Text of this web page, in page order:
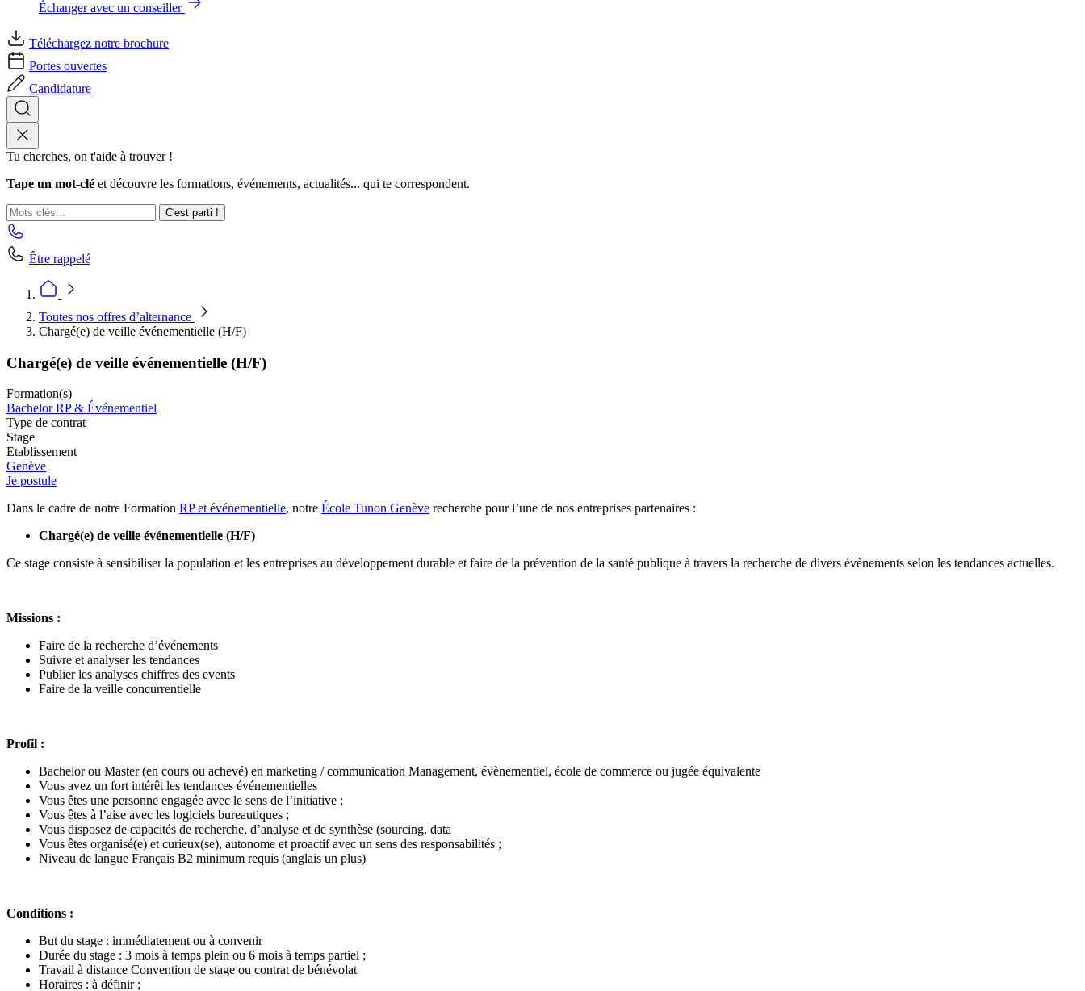
Échanger avec un conseiller
Téléchargez notre brochure
Portes ouvertes
Candidature
Tu cherches, on t'aide à trouver !
Tape un mot-clé et découvre les formations, événements, actualités... qui te correspondent.
C'est parti !
Être rappelé
Toutes nos offres d’alternance
Chargé(e) de veille événementielle (H/F)
Chargé(e) de veille événementielle (H/F)
Formation(s)
Bachelor RP & Événementiel
Type de contrat
Stage
Etablissement
Genève
Je postule
Dans le cadre de notre Formation RP et événementielle, notre École Tunon Genève recherche pour l’une de nos entreprises partenaires :
Chargé(e) de veille événementielle (H/F)
Ce stage consiste à sensibiliser la population et les entreprises au développement durable et faire de la prévention de la santé publique à travers la recherche de divers évènements selon les tendances actuelles.
Missions :
Faire de la recherche d’événements
Suivre et analyser les tendances
Publier les analyses chiffres des events
Faire de la veille concurrentielle
Profil :
Bachelor ou Master (en cours ou achevé) en marketing / communication Management, évènementiel, école de commerce ou jugée équivalente
Vous avez un fort intérêt les tendances événementielles
Vous êtes une personne engagée avec le sens de l’initiative ;
Vous êtes à l’aise avec les logiciels bureautiques ;
Vous disposez de capacités de recherche, d’analyse et de synthèse (sourcing, data
Vous êtes organisé(e) et curieux(se), autonome et proactif avec un sens des responsabilités ;
Niveau de langue Français B2 minimum requis (anglais un plus)
Conditions :
But du stage : immédiatement ou à convenir
Durée du stage : 3 mois à temps plein ou 6 mois à temps partiel ;
Travail à distance Convention de stage ou contrat de bénévolat
Horaires : à définir ;